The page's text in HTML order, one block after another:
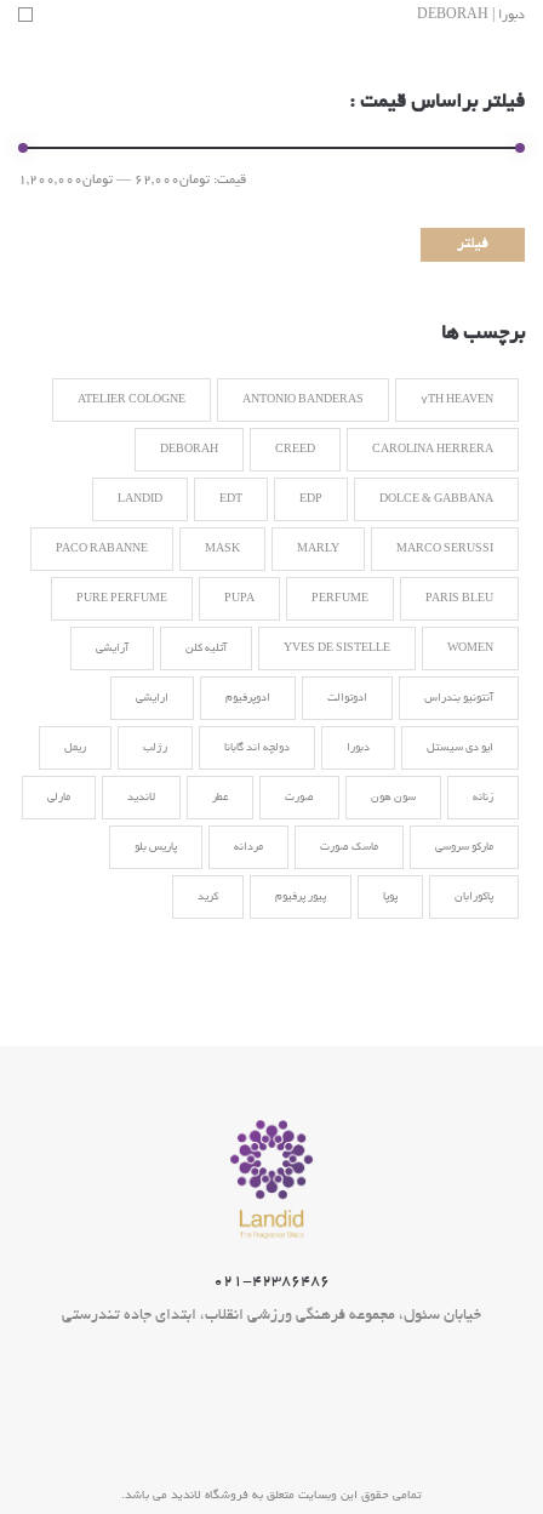
دبورا | DEBORAH
فیلتر براساس قیمت :
فیلتر
قیمت: تومان62,000 — تومان1,200,000
برچسب ها
7TH HEAVEN
ANTONIO BANDERAS
ATELIER COLOGNE
CAROLINA HERRERA
CREED
DEBORAH
DOLCE & GABBANA
EDP
EDT
LANDID
MARCO SERUSSI
MARLY
MASK
PACO RABANNE
PARIS BLEU
PERFUME
PUPA
PURE PERFUME
WOMEN
YVES DE SISTELLE آتلیه کلن آرایشی
آنتونیو بندراس ادوتوالت ادوپرفیوم ارایشی
ایو دی سیستل دبورا دولچه اند گابانا رژلب ریمل
زنانه سون هون صورت عطر لاندید مارلی
مارکو سروسی ماسک صورت مردانه پاریس بلو
پاکورابان پوپا پیور پرفیوم کرید
۰۲۱-۴۲۳۸۶۴۸۶
خیابان سئول، مجموعه فرهنگی ورزشی انقلاب، ابتدای جاده تندرستی
تمامی حقوق این وبسایت متعلق به فروشگاه لاندید می باشد.